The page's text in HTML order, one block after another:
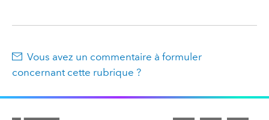
Vous avez un commentaire à formuler
concernant cette rubrique ?